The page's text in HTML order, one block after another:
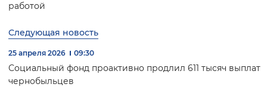
работой
Следующая новость
25 апреля 2026 09:30
Социальный фонд проактивно продлил 611 тысяч выплат
чернобыльцев